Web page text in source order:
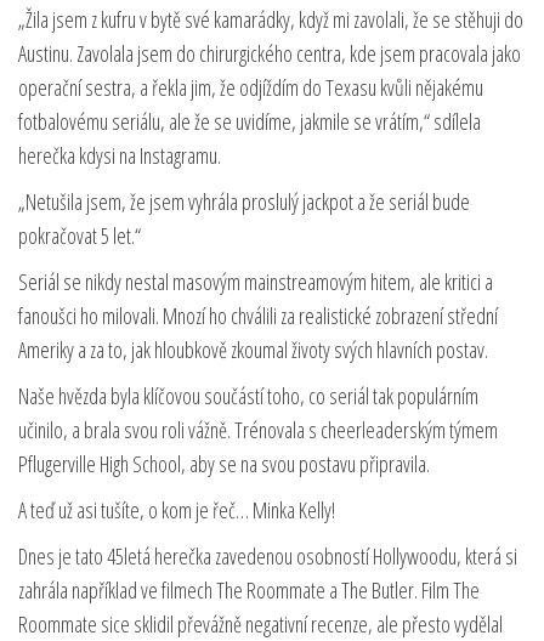
„Žila jsem z kufru v bytě své kamarádky, když mi zavolali, že se stěhuji do
Austinu. Zavolala jsem do chirurgického centra, kde jsem pracovala jako
operační sestra, a řekla jim, že odjíždím do Texasu kvůli nějakému
fotbalovému seriálu, ale že se uvidíme, jakmile se vrátím,“ sdílela
herečka kdysi na Instagramu.
„Netušila jsem, že jsem vyhrála proslulý jackpot a že seriál bude
pokračovat 5 let.“
Seriál se nikdy nestal masovým mainstreamovým hitem, ale kritici a
fanoušci ho milovali. Mnozí ho chválili za realistické zobrazení střední
Ameriky a za to, jak hloubkově zkoumal životy svých hlavních postav.
Naše hvězda byla klíčovou součástí toho, co seriál tak populárním
učinilo, a brala svou roli vážně. Trénovala s cheerleaderským týmem
Pflugerville High School, aby se na svou postavu připravila.
A teď už asi tušíte, o kom je řeč… Minka Kelly!
Dnes je tato 45letá herečka zavedenou osobností Hollywoodu, která si
zahrála například ve filmech The Roommate a The Butler. Film The
Roommate sice sklidil převážně negativní recenze, ale přesto vydělal